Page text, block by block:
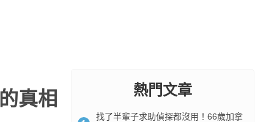
真相 熱門文章
找了半輩子求助偵探都沒用！66歲加拿